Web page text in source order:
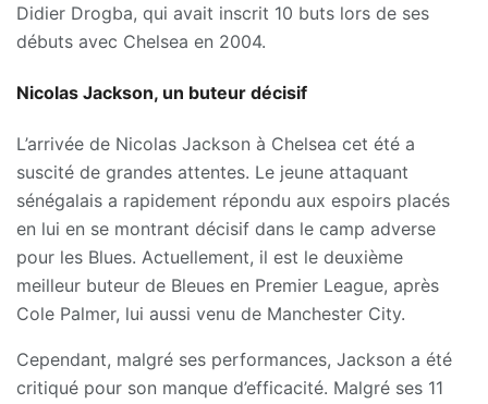
Didier Drogba, qui avait inscrit 10 buts lors de ses
débuts avec Chelsea en 2004.
Nicolas Jackson, un buteur décisif
L’arrivée de Nicolas Jackson à Chelsea cet été a
suscité de grandes attentes. Le jeune attaquant
sénégalais a rapidement répondu aux espoirs placés
en lui en se montrant décisif dans le camp adverse
pour les Blues. Actuellement, il est le deuxième
meilleur buteur de Bleues en Premier League, après
Cole Palmer, lui aussi venu de Manchester City.
Cependant, malgré ses performances, Jackson a été
critiqué pour son manque d’efficacité. Malgré ses 11